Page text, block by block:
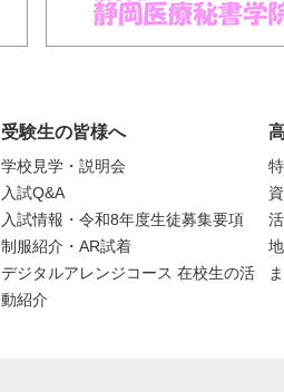
受験生の皆様へ
学校見学・説明会
入試Q&A
入試情報・令和8年度生徒募集要項
制服紹介・AR試着
デジタルアレンジコース 在校生の活
動紹介